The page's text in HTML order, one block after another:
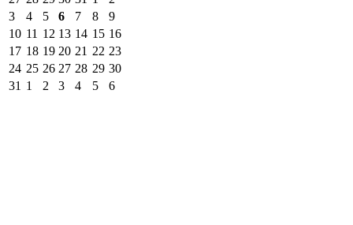
3
4 5 6 7 8
9
10 11 12 13 14 15 16
17 18 19 20 21 22 23
24 25 26 27 28 29 30
31 1 2 3 4 5 6